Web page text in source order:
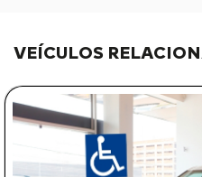
VEÍCULOS